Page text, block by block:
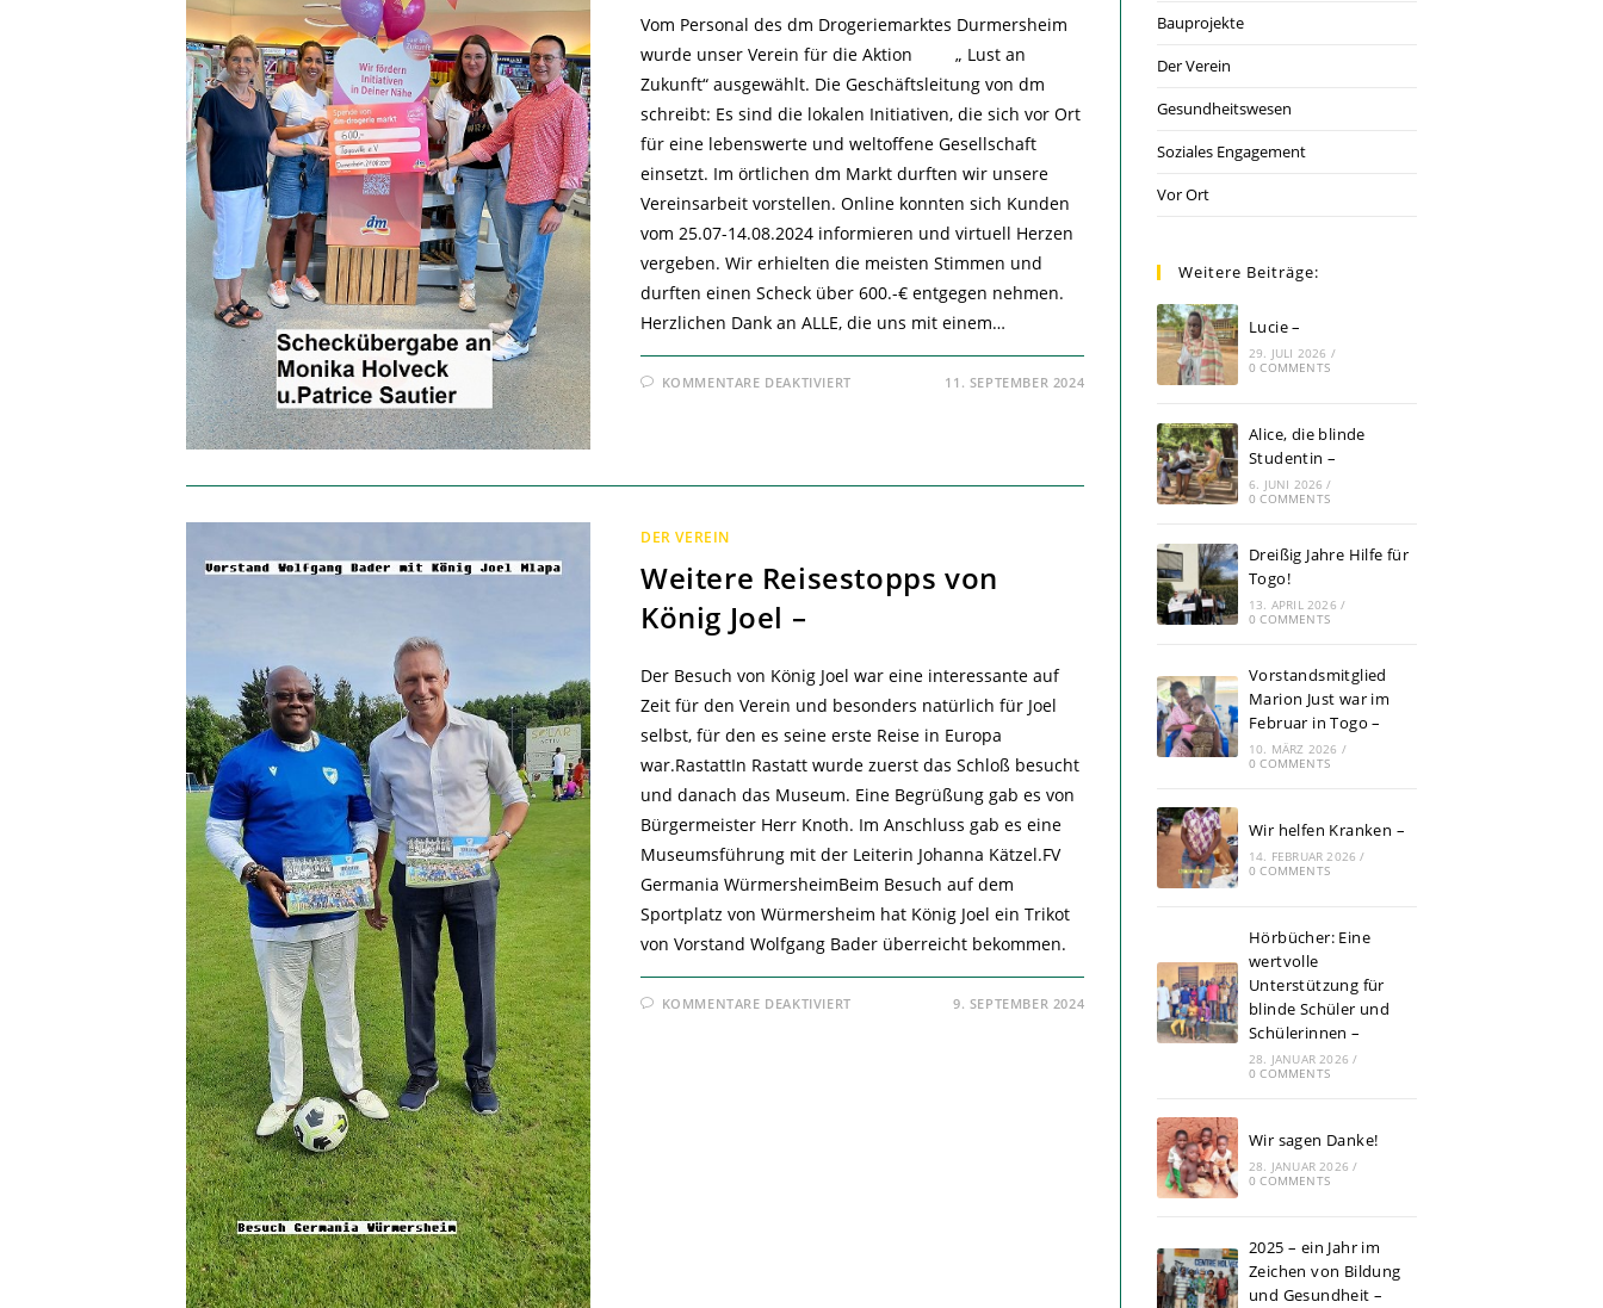
Vom Personal des dm Drogeriemarktes Durmersheim
wurde unser Verein für die Aktion „ Lust an
Zukunft“ ausgewählt. Die Geschäftsleitung von dm
schreibt: Es sind die lokalen Initiativen, die sich vor Ort
für eine lebenswerte und weltoffene Gesellschaft
einsetzt. Im örtlichen dm Markt durften wir unsere
Vereinsarbeit vorstellen. Online konnten sich Kunden
vom 25.07-14.08.2024 informieren und virtuell Herzen
vergeben. Wir erhielten die meisten Stimmen und
durften einen Scheck über 600.-€ entgegen nehmen.
Herzlichen Dank an ALLE, die uns mit einem…
KOMMENTARE DEAKTIVIERTFÜR 11. SEPTEMBER 2024
DER VEREIN
Weitere Reisestopps von
König Joel –
Der Besuch von König Joel war eine interessante auf
Zeit für den Verein und besonders natürlich für Joel
selbst, für den es seine erste Reise in Europa
war.RastattIn Rastatt wurde zuerst das Schloß besucht
und danach das Museum. Eine Begrüßung gab es von
Bürgermeister Herr Knoth. Im Anschluss gab es eine
Museumsführung mit der Leiterin Johanna Kätzel.FV
Germania WürmersheimBeim Besuch auf dem
Sportplatz von Würmersheim hat König Joel ein Trikot
von Vorstand Wolfgang Bader überreicht bekommen.
KOMMENTARE DEAKTIVIERTFÜR 9. SEPTEMBER 2024
Bauprojekte
Der Verein
Gesundheitswesen
Soziales Engagement
Vor Ort
Weitere Beiträge:
Lucie –
29. JULI 2026 /
0 COMMENTS
Alice, die blinde
Studentin –
6. JUNI 2026 /
0 COMMENTS
Dreißig Jahre Hilfe für
Togo!
13. APRIL 2026 /
0 COMMENTS
Vorstandsmitglied
Marion Just war im
Februar in Togo –
10. MÄRZ 2026 /
0 COMMENTS
Wir helfen Kranken –
14. FEBRUAR 2026 /
0 COMMENTS
Hörbücher: Eine
wertvolle
Unterstützung für
blinde Schüler und
Schülerinnen –
28. JANUAR 2026 /
0 COMMENTS
Wir sagen Danke!
28. JANUAR 2026 /
0 COMMENTS
2025 – ein Jahr im
Zeichen von Bildung
und Gesundheit –